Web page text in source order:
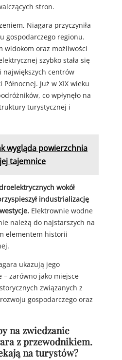
stron.
Niagara przyczyniła
gospodarczego regionu.
widokom oraz możliwości
szybko stała się
największych centrów
Już w XIX wieku
co wpłynęło na
turystycznej i
wygląda powierzchnia
tajemnice
wokół
industrializację
Elektrownie wodne
należą do najstarszych na
elementem historii
ukazują jego
– zarówno jako miejsce
związanych z
gospodarczego oraz
na zwiedzanie
z przewodnikiem.
na turystów?